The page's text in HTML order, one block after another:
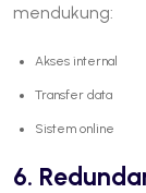
mendukung:
Akses internal
Transfer data
Sistem online
6.